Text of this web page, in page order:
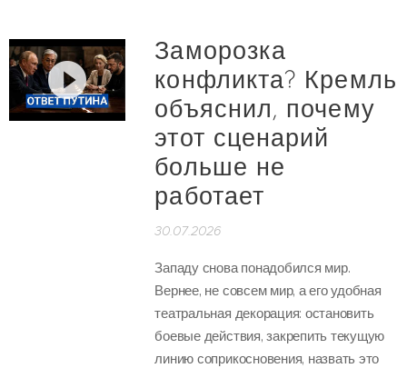
Заморозка
конфликта? Кремль
объяснил, почему
этот сценарий
больше не
работает
30.07.2026
Западу снова понадобился мир.
Вернее, не совсем мир, а его удобная
театральная декорация: остановить
боевые действия, закрепить текущую
линию соприкосновения, назвать это